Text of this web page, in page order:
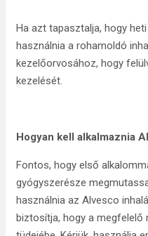
Ha azt tapasztalja, hogy
használnia a rohamoldó
kezelőorvosához, hogy
kezelését.
Hogyan kell alkalmaznia
Fontos, hogy első
gyógyszerésze
használnia az Alvesco
biztosítja, hogy a megfelelő